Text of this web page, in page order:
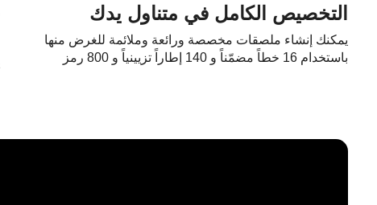
التخصيص الكامل في متناول يدك
يمكنك إنشاء ملصقات مخصصة ورائعة وملائمة للغرض منها
باستخدام 16 خطاً مضمّناً و 140 إطاراً تزيينياً و 800 رمز